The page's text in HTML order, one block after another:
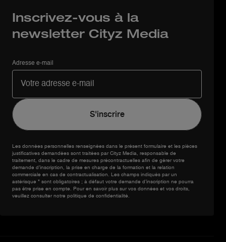
Inscrivez-vous à la
newsletter Cityz Media
Adresse e-mail
Les données personnelles renseignées dans le présent formulaire et les pièces
justificatives demandées sont traitées par Cityz Media, responsable de
traitement, dans le cadre de mesures précontractuelles afin de gérer votre
demande d’inscription, la prise en charge de la formation et la relation
commerciale en cas de contractualisation. Les champs indiqués par un
astérisque * sont obligatoires ; à défaut votre demande d’inscription ne pourra
pas être prise en compte. Pour en savoir plus sur vos données et vos droits,
veuillez consulter notre politique de confidentialité.